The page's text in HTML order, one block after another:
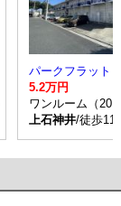
パークフラット
5.2万円
ワンルーム（
上石神井/徒歩11